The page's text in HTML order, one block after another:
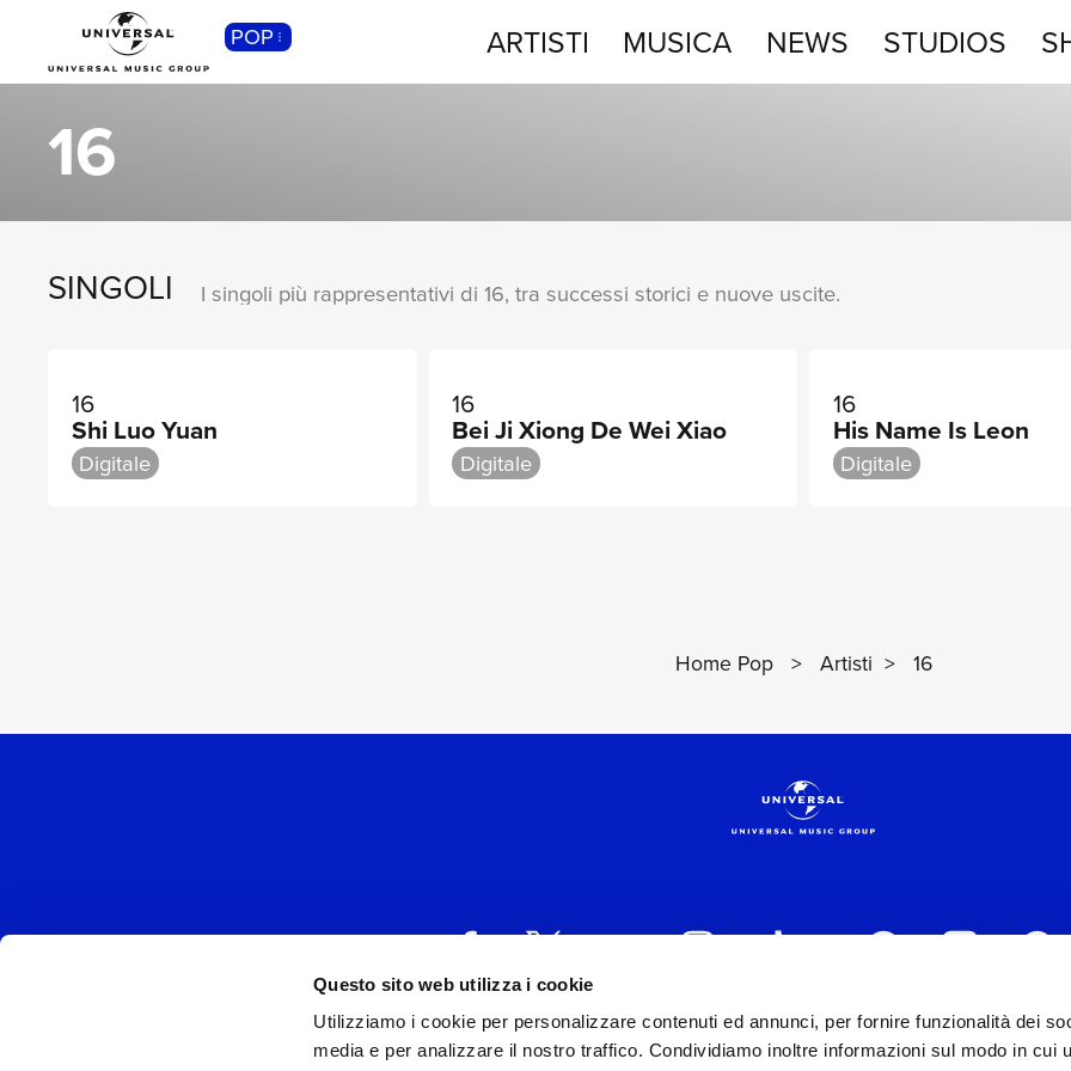
Questo sito web utilizza i cookie
Utilizziamo i cookie per personalizzare contenuti ed annunci, per fornire funzionalità dei
media e per analizzare il nostro traffico. Condividiamo inoltre informazioni sul modo in cui
POP ARTISTI MUSICA NEWS STUDIOS
16
SINGOLI I singoli più rappresentativi di 16, tra successi storici e nuove uscite.
16
Shi Luo Yuan
Digitale
16
Bei Ji Xiong De Wei Xiao
Digitale
16
His Name Is Leon
Digitale
Home Pop > Artisti > 16
UNIVERSAL MUSIC ITALIA s.r.l. (Società con unico socio) | Via Nervesa,
CLASSICA
STUDIOS
SHOP